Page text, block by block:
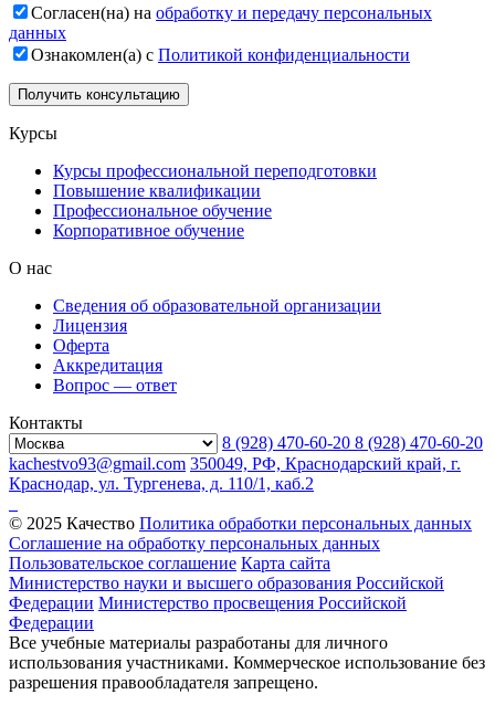
Согласен(на) на обработку и передачу персональных
данных
Ознакомлен(а) с Политикой конфиденциальности
Курсы
Курсы профессиональной переподготовки
Повышение квалификации
Профессиональное обучение
Корпоративное обучение
О нас
Сведения об образовательной организации
Лицензия
Оферта
Аккредитация
Вопрос — ответ
Контакты
8 (928) 470-60-20 8 (928) 470-60-20
kachestvo93@gmail.com 350049, РФ, Краснодарский край, г.
Краснодар, ул. Тургенева, д. 110/1, каб.2
© 2025 Качество Политика обработки персональных данных
Соглашение на обработку персональных данных
Пользовательское соглашение Карта сайта
Министерство науки и высшего образования Российской
Федерации Министерство просвещения Российской
Федерации
Все учебные материалы разработаны для личного
использования участниками. Коммерческое использование без
разрешения правообладателя запрещено.